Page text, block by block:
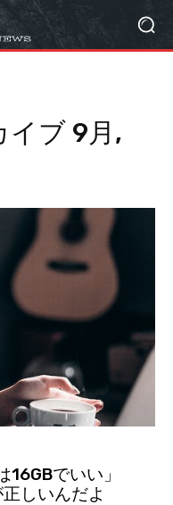
イブ 9月,
でいい」
しいんだよ